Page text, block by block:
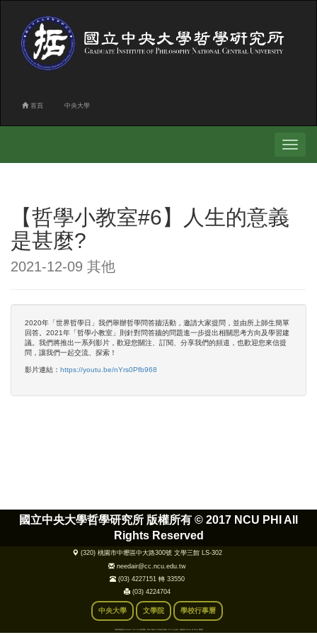
首頁 中央大學
Toggle
【哲學小教室#6】人生的意義
是甚麼?
2021-12-09 其他
2020年「世界哲學日」我們舉辦哲學問答牆活動，邀請大家提問，並由所上師生簡單
回答。2021年「哲學小教室」則針對問答牆的問題進一步提出相關思考方向及學習建
議。我們將推出一系列影片，歡迎您關注、訂閱、分享我們的頻道，也歡迎您來信提
問，讓我們一起交流、探索！
影片連結： https://youtu.be/nYrs0Pfb968
國立中央大學哲學研究所 版權所有 © 2017 NCU PHI All
Rights Reserved
(320) 桃園市中壢區中大路300號 文學三館 LS-302
needair@cc.ncu.edu.tw
(03) 4227151 轉 33550
(03) 4224704
中央大學 文學院 學校行事曆
本網站建議使用 Microsoft IE 9.0 以上版本觀看，若為 Windows XP 則無法升級為 IE 9.0 以上版本，建議使用 Chrome 或 Firefox 瀏覽器